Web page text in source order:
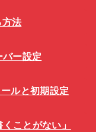
方法
バー設定
ルと初期設定
ことがない」